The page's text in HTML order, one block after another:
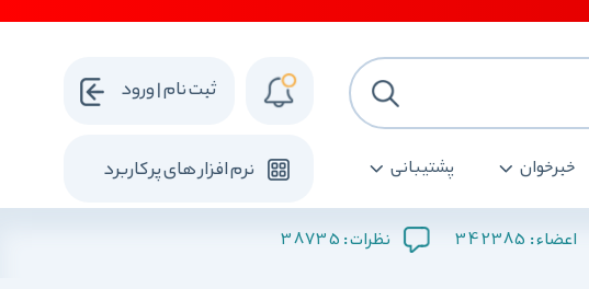
خبرخوان پشتیبانی نرم افزار های پرکاربرد
ثبت نام | ورود
اعضاء : 342385 نظرات : 38735